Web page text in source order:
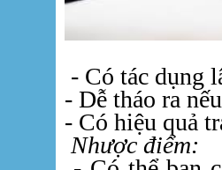
- Có tác dụng
- Dễ tháo ra
- Có hiệu quả
Nhược điểm: